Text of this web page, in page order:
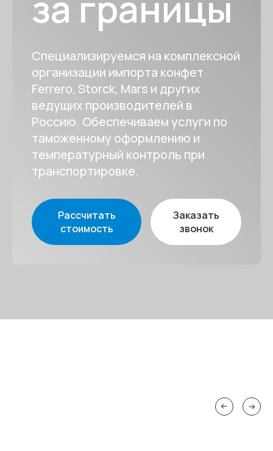
Специализируемся на комплексной
организации импорта конфет
Ferrero, Storck, Mars и других
ведущих производителей в
Россию. Обеспечиваем услуги по
таможенному оформлению и
температурный контроль при
транспортировке.
Рассчитать
стоимость
Заказать
звонок